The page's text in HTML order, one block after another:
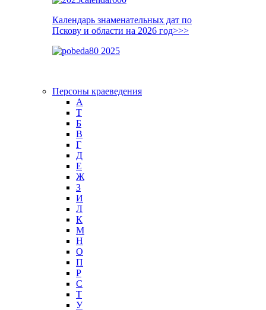
Календарь знаменательных дат по
Пскову и области на 2026 год>>>
Персоны краеведения
А
T
Б
В
Г
Д
Е
Ж
З
И
Л
К
М
Н
О
П
Р
С
Т
У